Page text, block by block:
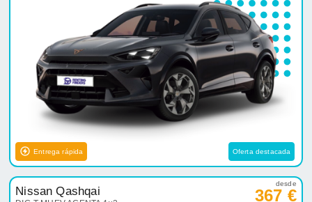
Entrega rápida Oferta destacada
Nissan Qashqai
desde
367 €